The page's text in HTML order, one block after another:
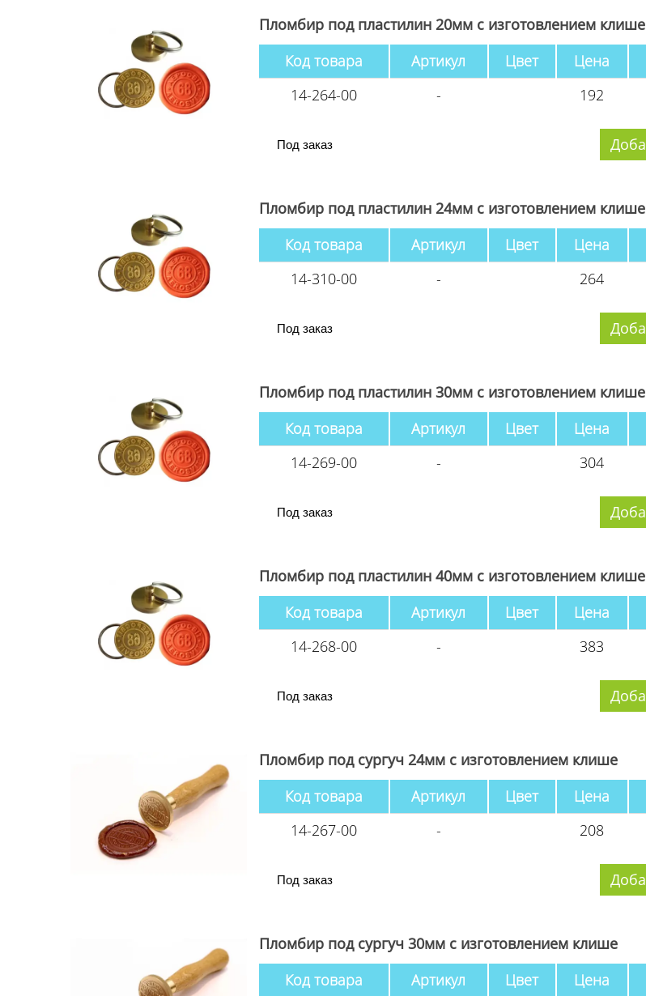
Пломбир под пластилин 20мм с изготовлением клише
Код товара
Артикул Цвет Цена
14-264-00
- 192
Под заказ
Пломбир под пластилин 24мм с изготовлением клише
Код товара
Артикул Цвет Цена
14-310-00
- 264
Под заказ
Пломбир под пластилин 30мм с изготовлением клише
Код товара
Артикул Цвет Цена
14-269-00
- 304
Под заказ
Пломбир под пластилин 40мм с изготовлением клише
Код товара
Артикул Цвет Цена
14-268-00
- 383
Под заказ
Пломбир под сургуч 24мм с изготовлением клише
Код товара
Артикул Цвет Цена
14-267-00
- 208
Под заказ
Пломбир под сургуч 30мм с изготовлением клише
Код товара
Артикул Цвет Цена